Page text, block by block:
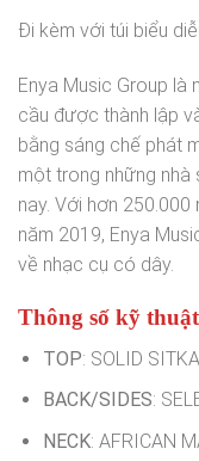
Đi kèm với túi biểu
Enya Music Group là
cầu được thành lập
bằng sáng chế phát
một trong những nhà
nay. Với hơn
năm 2019, Enya
về nhạc cụ có dây.
Thông số kỹ
TOP: SOLID
BACK/SIDES:
NECK: AFRICAN